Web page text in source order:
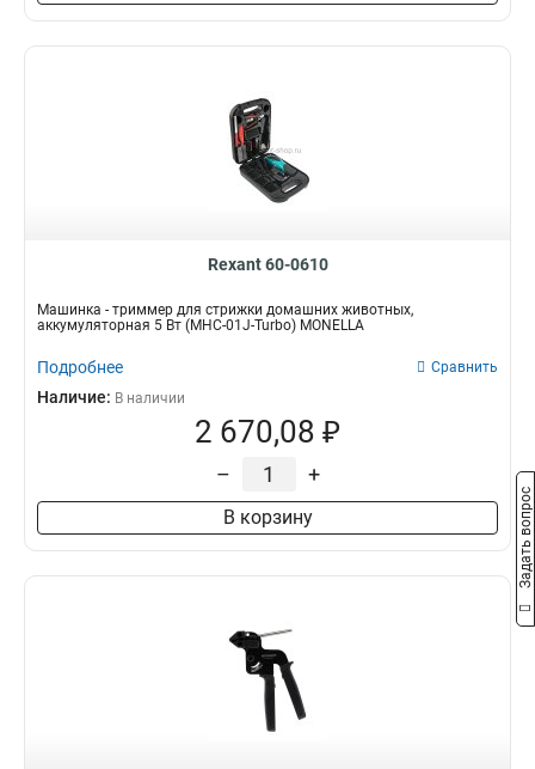
Rexant 60-0610
Машинка - триммер для стрижки домашних животных,
аккумуляторная 5 Вт (MHC-01J-Turbo) MONELLA
Подробнее Сравнить
Наличие: В наличии
2 670,08 ₽
– +
В корзину Задать вопрос